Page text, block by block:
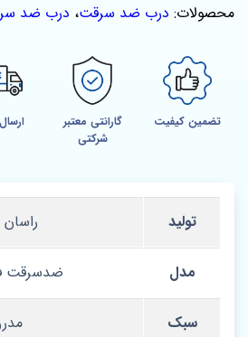
محصولات: درب ضد سرقت، درب ضد
تضمین کیفیت
گارانتی معتبر
شرکتی
تولید
مدل ضدسرقت
سبک